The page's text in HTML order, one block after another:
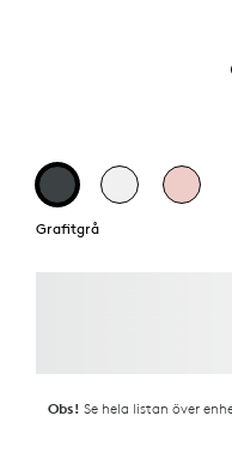
Grafitgrå
Obs! Se hela listan över